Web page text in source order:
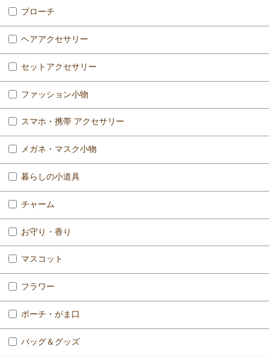
ブローチ
ヘアアクセサリー
セットアクセサリー
ファッション小物
スマホ・携帯 アクセサリー
メガネ・マスク小物
暮らしの小道具
チャーム
お守り・香り
マスコット
フラワー
ポーチ・がま口
バッグ＆グッズ